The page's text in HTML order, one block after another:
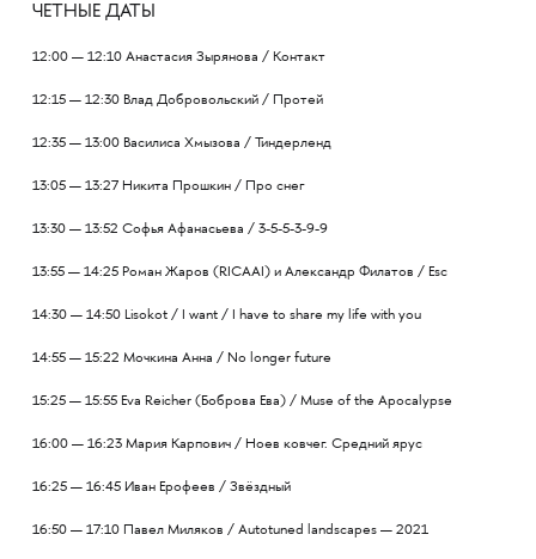
ЧЕТНЫЕ ДАТЫ
12:00 — 12:10 Анастасия Зырянова / Контакт
12:15 — 12:30 Влад Добровольский / Протей
12:35 — 13:00 Василиса Хмызова / Тиндерленд
13:05 — 13:27 Никита Прошкин / Про снег
13:30 — 13:52 Софья Афанасьева / 3-5-5-3-9-9
13:55 — 14:25 Роман Жаров (RICAAI) и Александр Филатов / Esc
14:30 — 14:50 Lisokot / I want / I have to share my life with you
14:55 — 15:22 Мочкина Анна / No longer future
15:25 — 15:55 Eva Reicher (Боброва Ева) / Muse of the Apocalypse
16:00 — 16:23 Мария Карпович / Ноев ковчег. Средний ярус
16:25 — 16:45 Иван Ерофеев / Звёздный
16:50 — 17:10 Павел Миляков / Autotuned landscapes — 2021